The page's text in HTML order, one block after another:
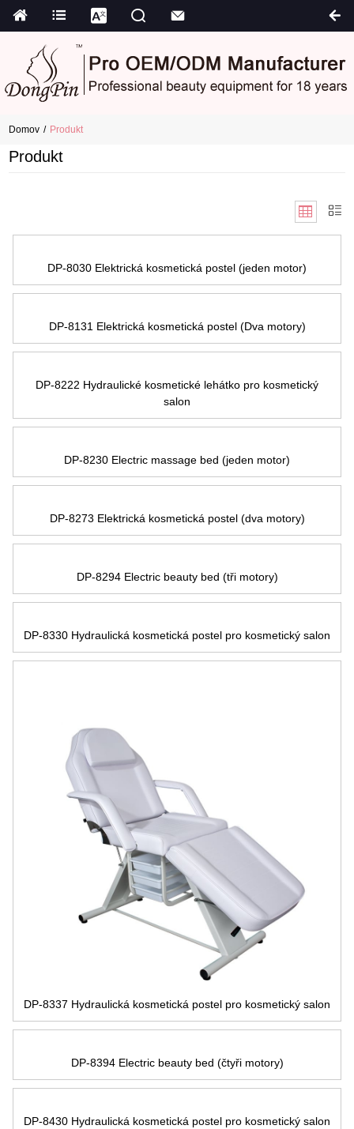
Domov Produkt
Produkt
DP-8030 Elektrická kosmetická postel (jeden motor)
DP-8131 Elektrická kosmetická postel (Dva motory)
DP-8222 Hydraulické kosmetické lehátko pro kosmetický
salon
DP-8230 Electric massage bed (jeden motor)
DP-8273 Elektrická kosmetická postel (dva motory)
DP-8294 Electric beauty bed (tři motory)
DP-8330 Hydraulická kosmetická postel pro kosmetický salon
DP-8337 Hydraulická kosmetická postel pro kosmetický salon
DP-8394 Electric beauty bed (čtyři motory)
DP-8430 Hydraulická kosmetická postel pro kosmetický salon